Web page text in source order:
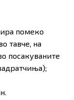
помеко
тавче, на
посакуваните